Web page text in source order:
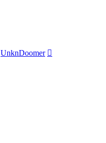
UnknDoomer